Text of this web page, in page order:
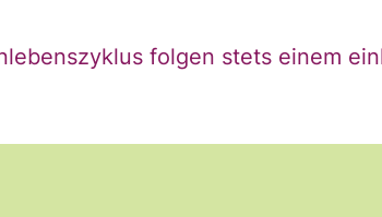
folgen stets einem